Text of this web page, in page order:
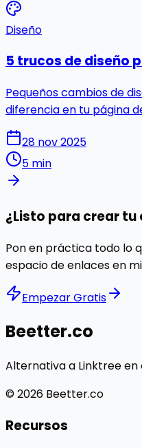
Diseño
5 trucos de diseño
Pequeños cambios de
diferencia en tu página
28 nov 2025
5 min
¿Listo para crear tu
Pon en práctica todo lo
espacio de enlaces en
Empezar Gratis
Beetter.co
Alternativa a Linktree en
© 2026 Beetter.co
Recursos